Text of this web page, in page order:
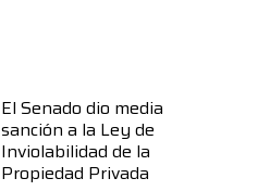
El Senado dio media
sanción a la Ley de
Inviolabilidad de la
Propiedad Privada